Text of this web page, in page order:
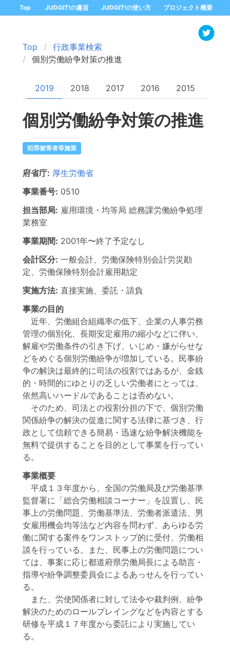
Top JUDGIT!の趣旨 JUDGIT!の使い方 プロジェクト概要
Top
行政事業検索
個別労働紛争対策の推進
2019 2018 2017 2016 2015
個別労働紛争対策の推進
犯罪被害者等施策
府省庁: 厚生労働省
事業番号: 0510
担当部局: 雇用環境・均等局 総務課労働紛争処理
業務室
事業期間: 2001年〜終了予定なし
会計区分: 一般会計、労働保険特別会計労災勘
定、労働保険特別会計雇用勘定
実施方法: 直接実施、委託・請負
事業の目的
近年、労働組合組織率の低下、企業の人事労務
管理の個別化、長期安定雇用の縮小などに伴い、
解雇や労働条件の引き下げ、いじめ・嫌がらせな
どをめぐる個別労働紛争が増加している。民事紛
争の解決は最終的に司法の役割ではあるが、金銭
的・時間的にゆとりの乏しい労働者にとっては、
依然高いハードルであることは否めない。
そのため、司法との役割分担の下で、個別労働
関係紛争の解決の促進に関する法律に基づき、行
政として信頼できる簡易・迅速な紛争解決機能を
無料で提供することを目的として事業を行ってい
る。
事業概要
平成１３年度から、全国の労働局及び労働基準
監督署に「総合労働相談コーナー」を設置し、民
事上の労働問題、労働基準法、労働者派遣法、男
女雇用機会均等法など内容を問わず、あらゆる労
働に関する案件をワンストップ的に受付、労働相
談を行っている。また、民事上の労働問題につい
ては、事案に応じ都道府県労働局長による助言・
指導や紛争調整委員会によるあっせんを行ってい
る。
また、労使関係者に対して法令や裁判例、紛争
解決のためのロールプレイングなどを内容とする
研修を平成１７年度から委託により実施してい
る。